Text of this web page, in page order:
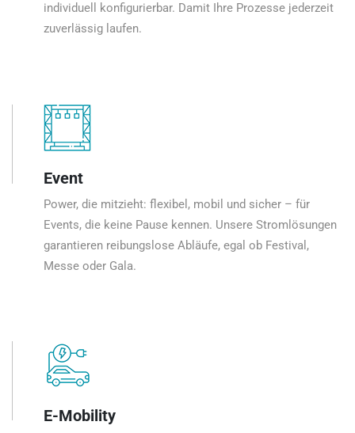
individuell konfigurierbar. Damit Ihre Prozesse jederzeit
zuverlässig laufen.
Event
Power, die mitzieht: flexibel, mobil und sicher – für
Events, die keine Pause kennen. Unsere Stromlösungen
garantieren reibungslose Abläufe, egal ob Festival,
Messe oder Gala.
E-Mobility